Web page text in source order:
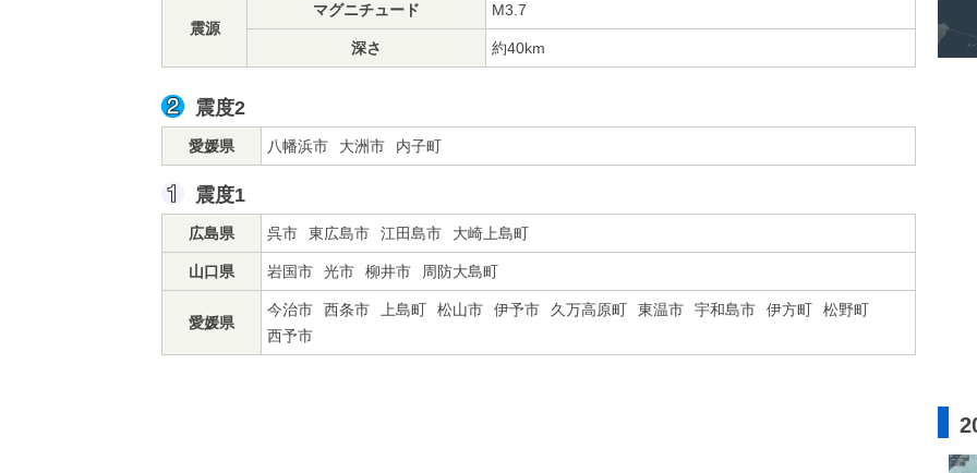
震源
マグニチュード M3.7
深さ 約40km
震度2
愛媛県 八幡浜市 大洲市 内子町
震度1
広島県 呉市 東広島市 江田島市 大崎上島町
山口県 岩国市 光市 柳井市 周防大島町
愛媛県
今治市 西条市 上島町 松山市 伊予市 久万高原町 東温市 宇和島市 伊方町
松野町
西予市